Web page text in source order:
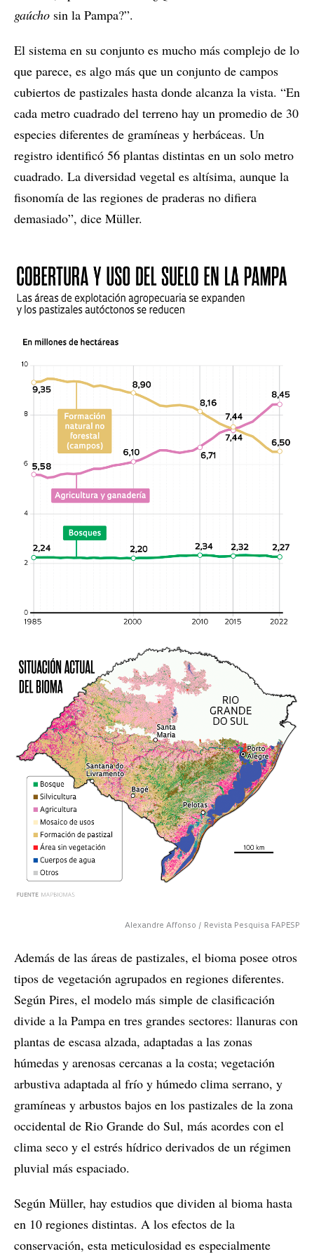
gaúcho sin la Pampa?”.
El sistema en su conjunto es mucho más complejo de lo
que parece, es algo más que un conjunto de campos
cubiertos de pastizales hasta donde alcanza la vista. “En
cada metro cuadrado del terreno hay un promedio de 30
especies diferentes de gramíneas y herbáceas. Un
registro identificó 56 plantas distintas en un solo metro
cuadrado. La diversidad vegetal es altísima, aunque la
fisonomía de las regiones de praderas no difiera
demasiado”, dice Müller.
Alexandre Affonso / Revista Pesquisa FAPESP
Además de las áreas de pastizales, el bioma posee otros
tipos de vegetación agrupados en regiones diferentes.
Según Pires, el modelo más simple de clasificación
divide a la Pampa en tres grandes sectores: llanuras con
plantas de escasa alzada, adaptadas a las zonas
húmedas y arenosas cercanas a la costa; vegetación
arbustiva adaptada al frío y húmedo clima serrano, y
gramíneas y arbustos bajos en los pastizales de la zona
occidental de Rio Grande do Sul, más acordes con el
clima seco y el estrés hídrico derivados de un régimen
pluvial más espaciado.
Según Müller, hay estudios que dividen al bioma hasta
en 10 regiones distintas. A los efectos de la
conservación, esta meticulosidad es especialmente